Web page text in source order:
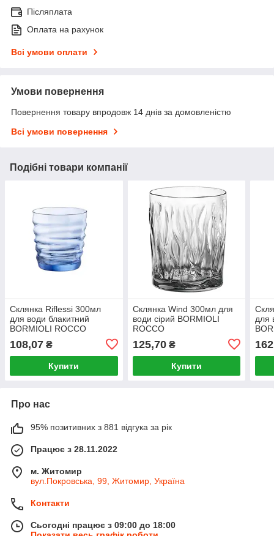
Післяплата
Оплата на рахунок
Всі умови оплати
Умови повернення
Повернення товару впродовж 14 днів за домовленістю
Всі умови повернення
Подібні товари компанії
Склянка Riflessi 300мл
для води блакитний
BORMIOLI ROCCO
108,07 ₴
Купити
Склянка Wind 300мл для
води сірий BORMIOLI
ROCCO
125,70₴
Купити
для
Про нас
95% позитивних з 881 відгука за рік
Працює з 28.11.2022
м. Житомир
вул.Покровська, 99, Житомир, Україна
Контакти
Сьогодні працює з 09:00 до 18:00